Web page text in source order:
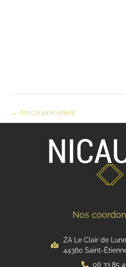
← Article précédent
Nos
ZA Le Clair de
44360 Saint-
06 33 85